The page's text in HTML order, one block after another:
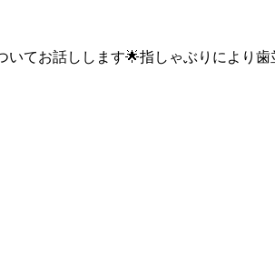
てお話しします🌟指しゃぶりにより